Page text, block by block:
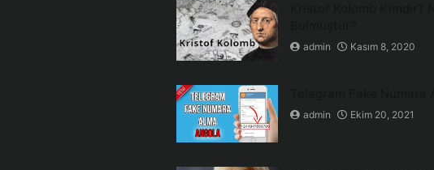
admin Kasım 8, 2020
admin Ekim 20, 2021